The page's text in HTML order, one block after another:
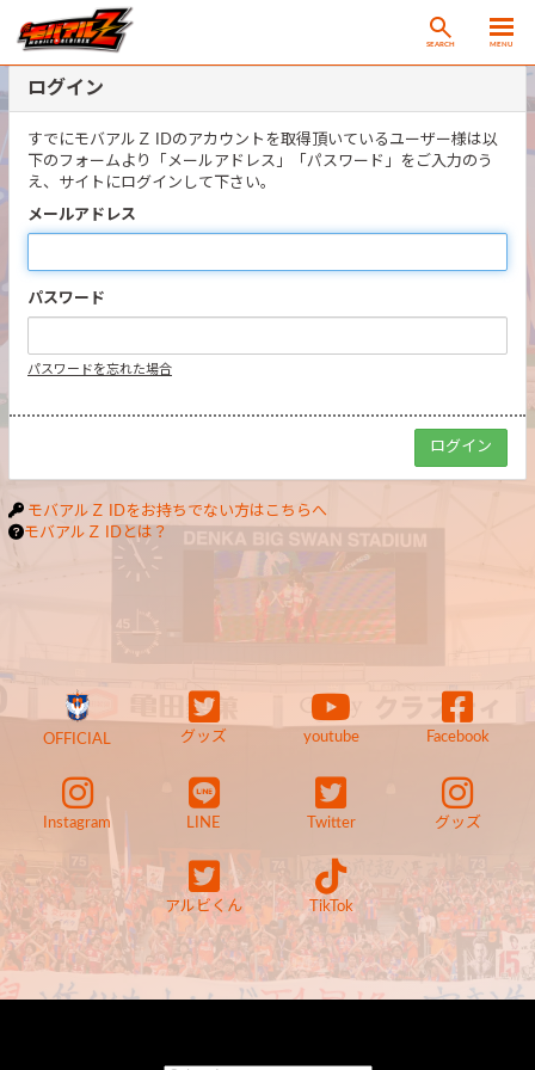
SEARCH MENU
ログイン
すでにモバアルＺ IDのアカウントを取得頂いているユーザー様は以
下のフォームより「メールアドレス」「パスワード」をご入力のう
え、サイトにログインして下さい。
メールアドレス
パスワード
パスワードを忘れた場合
モバアルＺ IDをお持ちでない方はこちらへ
モバアルＺ IDとは？
OFFICIAL グッズ youtube Facebook
Instagram LINE Twitter グッズ
アルビくん TikTok